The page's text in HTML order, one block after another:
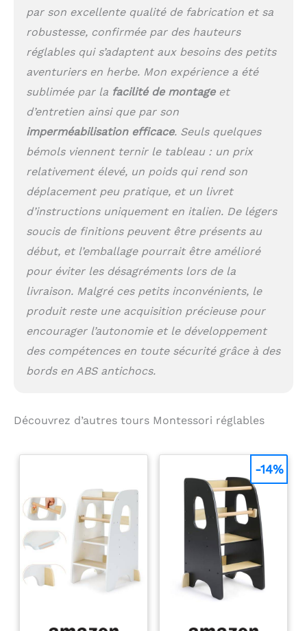
par son excellente qualité de fabrication et sa
robustesse, confirmée par des hauteurs
réglables qui s’adaptent aux besoins des petits
aventuriers en herbe. Mon expérience a été
sublimée par la facilité de montageet
d’entretien ainsi que par son
imperméabilisation efficace. Seuls quelques
bémols viennent ternir le tableau : un prix
relativement élevé, un poids qui rend son
déplacement peu pratique, et un livret
d’instructions uniquement en italien. De légers
soucis de finitions peuvent être présents au
début, et l’emballage pourrait être amélioré
pour éviter les désagréments lors de la
livraison. Malgré ces petits inconvénients, le
produit reste une acquisition précieuse pour
encourager l’autonomie et le développement
des compétences en toute sécurité grâce à des
bords en ABS antichocs.
Découvrez d’autres tours Montessori réglables
-14%